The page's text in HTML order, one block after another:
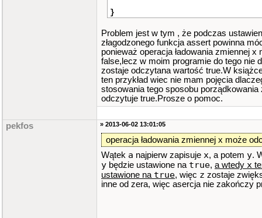
}
Problem jest w tym , że podczas
złagodzonego funkcja assert powinna
ponieważ operacja ładowania zmiennej x
false,lecz w moim programie do tego nie
zostaje odczytana wartość true.W
ten przykład wiec nie mam pojęcia
stosowania tego sposobu porządkowania
odczytuje true.Prosze o pomoc.
pekfos » 2013-06-02 13:01:05
operacja ładowania zmiennej x może
Wątek a najpierw zapisuje x, a potem y.
y będzie ustawione na true, a wtedy x
ustawione na true, więc z zostaje
inne od zera, więc asercja nie zakończy